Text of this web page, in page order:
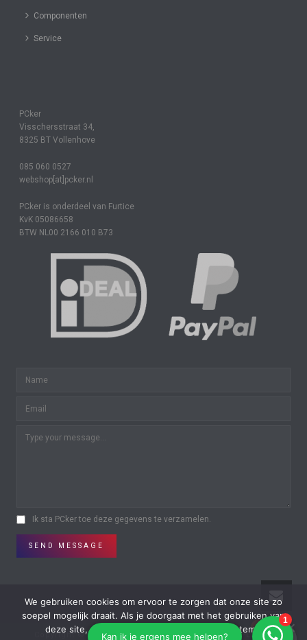
Componenten
Service
PCker
Visschersstraat 34,
8325 BT Vollenhove
085 060 0527
webshop[at]pcker.nl
PCker is onderdeel van Furtice
KvK 05086658
BTW NL00 2166 010 B73
Ik sta PCker toe deze gegevens te verzamelen.
SEND MESSAGE
Copyright © All Rights Reserved | Powered by On-Lijn in
We gebruiken cookies om ervoor te zorgen dat onze site zo
soepel mogelijk draait. Als je doorgaat met het gebruiken van
deze site, gaan we er vanuit dat je ermee instemt.